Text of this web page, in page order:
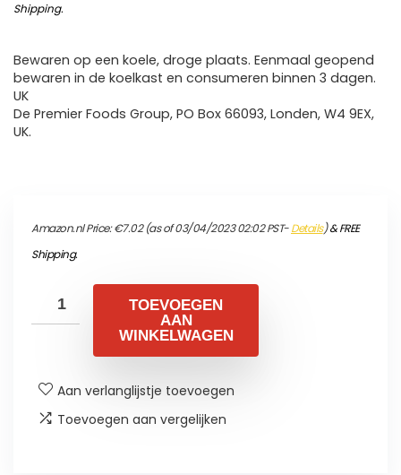
Shipping.
Bewaren op een koele, droge plaats. Eenmaal geopend
bewaren in de koelkast en consumeren binnen 3 dagen.
UK
De Premier Foods Group, PO Box 66093, Londen, W4 9EX,
UK.
Amazon.nl Price:€7.02(as of 03/04/2023 02:02 PST-Details)&FREE
Shipping.
TOEVOEGEN
AAN
WINKELWAGEN
Aan verlanglijstje toevoegen
Toevoegen aan vergelijken